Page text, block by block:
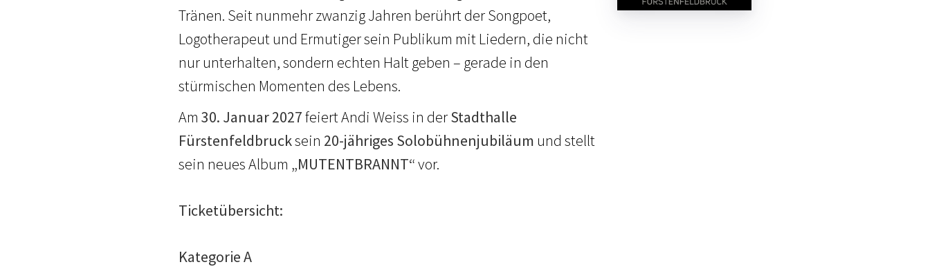
Tränen. Seit nunmehr zwanzig Jahren berührt der Songpoet,
Logotherapeut und Ermutiger sein Publikum mit Liedern, die nicht
nur unterhalten, sondern echten Halt geben – gerade in den
stürmischen Momenten des Lebens.
Am30. Januar 2027feiert Andi Weiss in derStadthalle
Fürstenfeldbrucksein 20-jähriges Solobühnenjubiläum und stellt
sein neues Album „MUTENTBRANNT“vor.
Ticketübersicht:
Kategorie A